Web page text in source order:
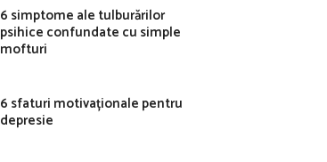
6 simptome ale tulburărilor
psihice confundate cu simple
mofturi
6 sfaturi motivaționale pentru
depresie